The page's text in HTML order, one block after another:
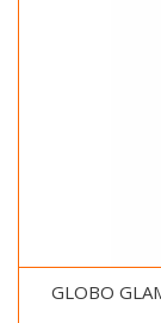
GLOBO